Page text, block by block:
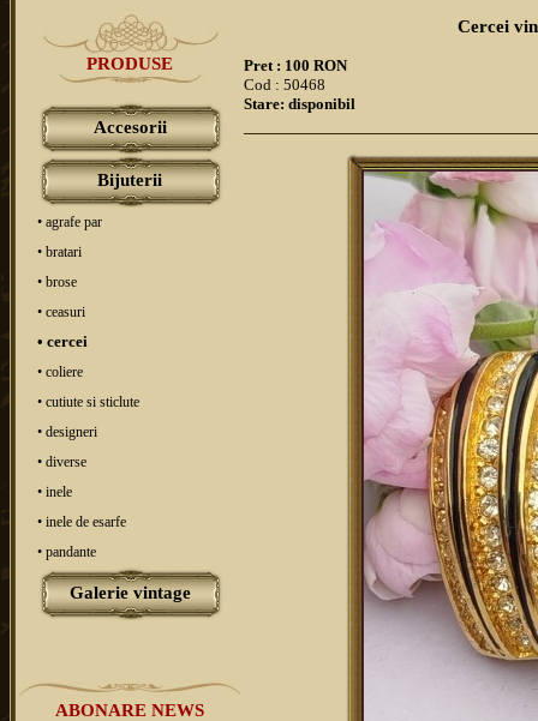
PRODUSE
Accesorii
Bijuterii
• agrafe par
• bratari
• brose
• ceasuri
• cercei
• coliere
• cutiute si sticlute
• designeri
• diverse
• inele
• inele de esarfe
• pandante
Galerie vintage
ABONARE NEWS
Cercei
Pret : 100 RON
Cod : 50468
Stare: disponibil